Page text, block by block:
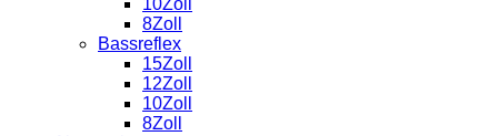
8Zoll
Bassreflex
15Zoll
12Zoll
10Zoll
8Zoll